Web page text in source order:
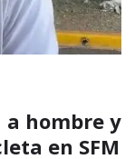
hombre y
en SFM